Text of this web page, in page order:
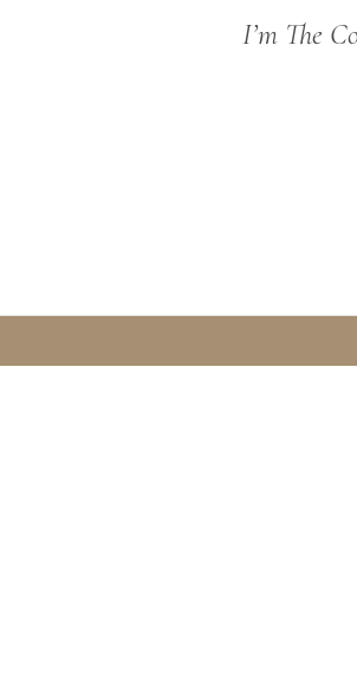
I’m The